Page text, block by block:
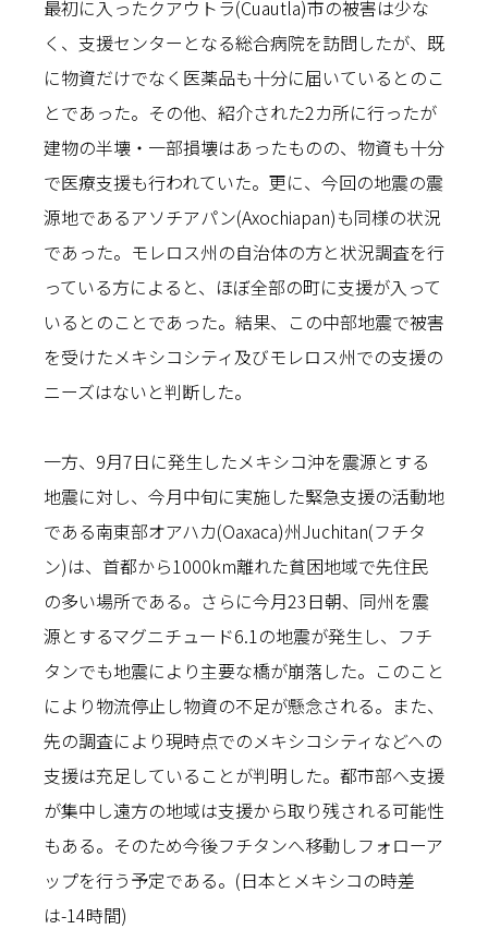
最初に入ったクアウトラ(Cuautla)市の被害は少な
く、支援センターとなる総合病院を訪問したが、既
に物資だけでなく医薬品も十分に届いているとのこ
とであった。その他、紹介された2カ所に行ったが
建物の半壊・一部損壊はあったものの、物資も十分
で医療支援も行われていた。更に、今回の地震の震
源地であるアソチアパン(Axochiapan)も同様の状況
であった。モレロス州の自治体の方と状況調査を行
っている方によると、ほぼ全部の町に支援が入って
いるとのことであった。結果、この中部地震で被害
を受けたメキシコシティ及びモレロス州での支援の
ニーズはないと判断した。
一方、9月7日に発生したメキシコ沖を震源とする
地震に対し、今月中旬に実施した緊急支援の活動地
である南東部オアハカ(Oaxaca)州Juchitan(フチタ
ン)は、首都から1000km離れた貧困地域で先住民
の多い場所である。さらに今月23日朝、同州を震
源とするマグニチュード6.1の地震が発生し、フチ
タンでも地震により主要な橋が崩落した。このこと
により物流停止し物資の不足が懸念される。また、
先の調査により現時点でのメキシコシティなどへの
支援は充足していることが判明した。都市部へ支援
が集中し遠方の地域は支援から取り残される可能性
もある。そのため今後フチタンへ移動しフォローア
ップを行う予定である。(日本とメキシコの時差
は-14時間)